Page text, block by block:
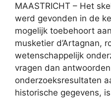
MAASTRICHT – Het
werd gevonden in de
mogelijk toebehoort
musketier d’Artagnan,
wetenschappelijk
vragen dan
onderzoeksresultaten
historische gegevens,